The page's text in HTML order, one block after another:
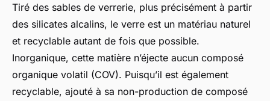
Tiré des sables de verrerie, plus précisément à partir
des silicates alcalins, le verre est un matériau naturel
et recyclable autant de fois que possible.
Inorganique, cette matière n’éjecte aucun composé
organique volatil (COV). Puisqu’il est également
recyclable, ajouté à sa non-production de composé